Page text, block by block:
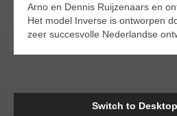
Arno en Dennis Ruijzenaars en
Het model Inverse is ontworpen
zeer succesvolle Nederlandse
Switch to